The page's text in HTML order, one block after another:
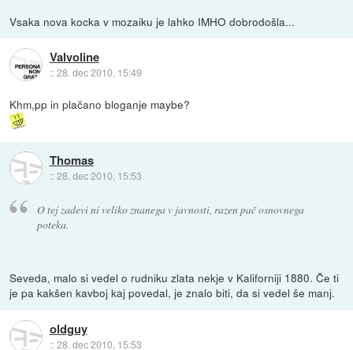
Vsaka nova kocka v mozaiku je lahko IMHO dobrodošla...
Valvoline
::28. dec 2010, 15:49
Khm,pp in plačano bloganje maybe?
Thomas
::28. dec 2010, 15:53
O tej zadevi ni veliko znanega v javnosti, razen pač osnovnega
poteka.
Seveda, malo si vedel o rudniku zlata nekje v Kaliforniji 1880. Če ti
je pa kakšen kavboj kaj povedal, je znalo biti, da si vedel še manj.
oldguy
::28. dec 2010, 15:53